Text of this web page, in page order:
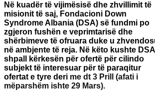
Në kuadër të vijimësisë dhe zhvillimit të
misionit të saj, Fondacioni Down
Syndrome Albania (DSA) së fundmi po
zgjeron fushën e veprimtarisë dhe
shërbimeve të ofruara duke u
në ambjente të reja. Në këto kushte DSA
shpall kërkesën për ofertë për cilindo
subjekt të interesuar për të paraqitur
ofertat e tyre deri me dt 3 Prill (afati i
mëparshëm ishte 29 Mars).